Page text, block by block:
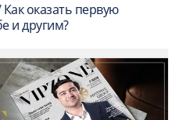
оказать первую
и другим?